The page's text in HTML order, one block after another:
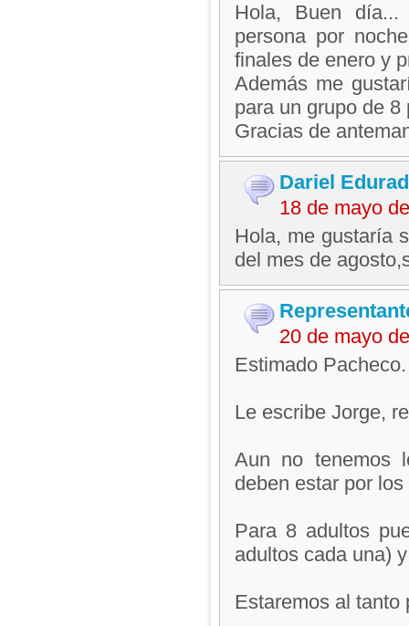
Hola, Buen
persona por
finales de enero y
Además me
para un grupo de
Gracias de
Dariel
18 de mayo
Hola, me gustaría
del mes de
20 de mayo
Estimado Pacheco.
Le escribe Jorge,
Aun no tenemos
deben estar por
Para 8 adultos
adultos cada una)
Estaremos al tanto